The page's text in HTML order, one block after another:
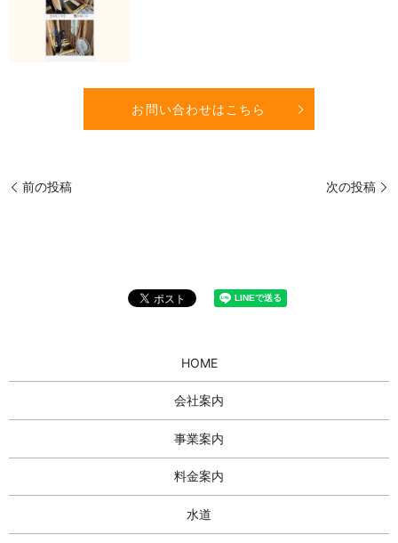
お問い合わせはこちら
前の投稿 次の投稿
HOME
会社案内
事業案内
料金案内
水道